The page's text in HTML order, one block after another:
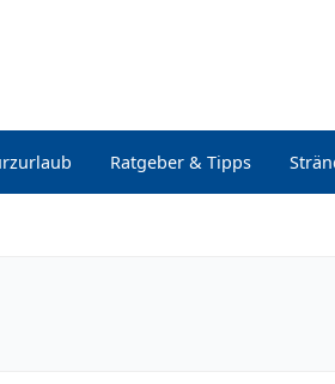
Ratgeber & Tipps